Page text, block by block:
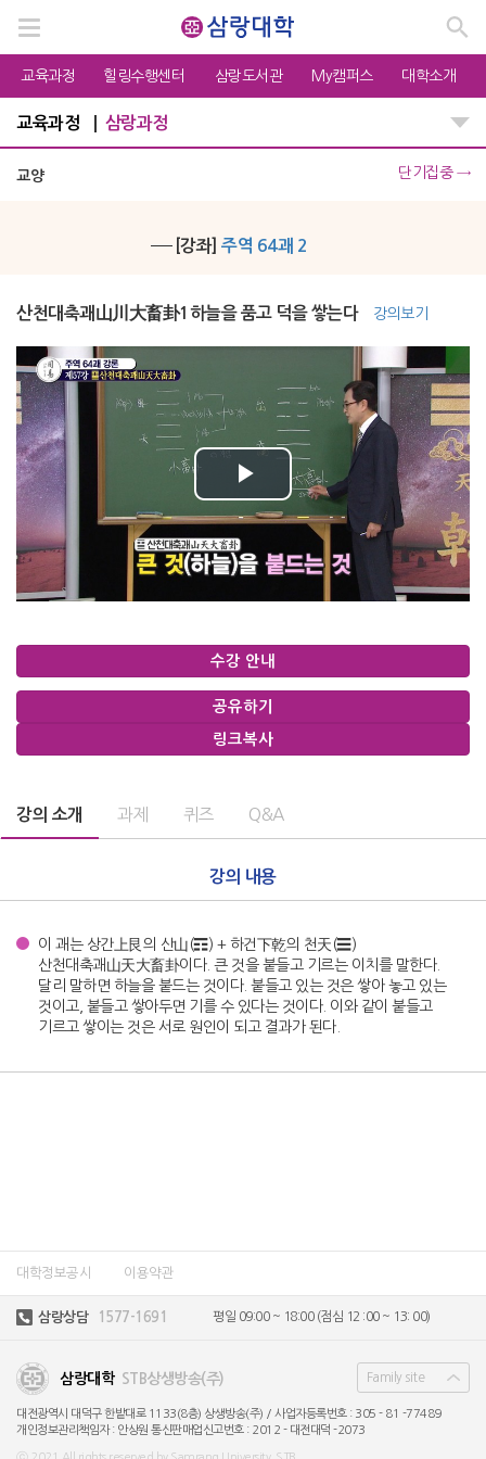
교육과정 힐링수행센터 삼랑도서관 My캠퍼스 대학소개
교육과정 삼랑과정
교양 단기집중 →
[강좌]주역 64괘 2
산천대축괘山川大畜卦1하늘을 품고 덕을 쌓는다 강의보기
Play
Video
수강 안내
공유하기
링크복사
강의 소개 과제 퀴즈 Q&A
강의 내용
이 괘는 상간上艮의 산山(☶) + 하건下乾의 천天(☰)
산천대축괘山天大畜卦이다. 큰 것을 붙들고 기르는 이치를 말한다.
달리 말하면 하늘을 붙드는 것이다. 붙들고 있는 것은 쌓아 놓고 있는
것이고, 붙들고 쌓아두면 기를 수 있다는 것이다. 이와 같이 붙들고
기르고 쌓이는 것은 서로 원인이 되고 결과가 된다.
대학정보공시 이용약관
삼랑상담 1577-1691 평일 09:00 ~ 18:00 (점심 12 :00 ~ 13: 00)
Family site
삼랑대학 STB상생방송(주)
대전광역시 대덕구 한밭대로 1133(8층) 상생방송(주) / 사업자등록번호 : 305 - 81 -77489
개인정보관리책임자 : 안상원 통신판매업신고번호 : 2012 - 대전대덕 -2073